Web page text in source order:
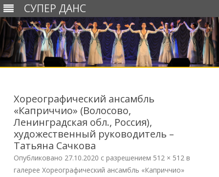
СУПЕР ДАНС
Хореографический ансамбль
«Каприччио» (Волосово,
Ленинградская обл., Россия),
художественный руководитель –
Татьяна Сачкова
Опубликовано 27.10.2020 с разрешением 512 × 512 в
галерее Хореографический ансамбль «Каприччио»